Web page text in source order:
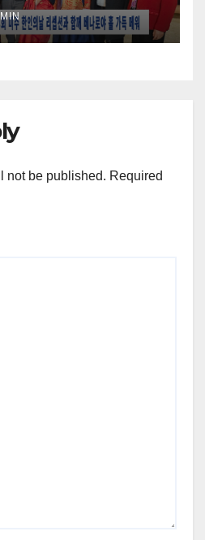
not be published. Required